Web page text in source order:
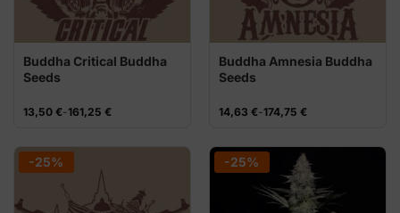
Buddha Critical Buddha
Seeds
13,50 €-161,25 €
Rango
13,50 €
hasta
161,25 €
Buddha Amnesia Buddha
Seeds
14,63 €-174,75 €
Rango
14,63 €
hasta
174,75 €
-25% -25%